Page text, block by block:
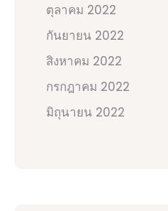
ตุลาคม 2022
กันยายน 2022
สิงหาคม 2022
กรกฎาคม 2022
มิถุนายน 2022